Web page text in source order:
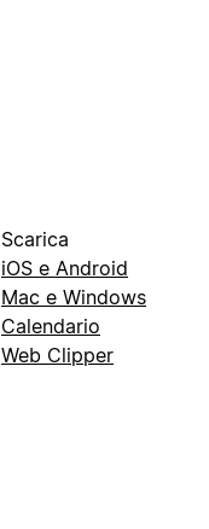
Scarica
iOS e Android
Mac e Windows
Calendario
Web Clipper